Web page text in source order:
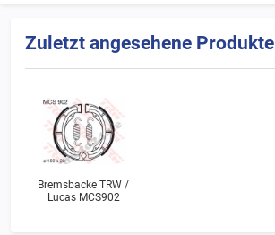
Zuletzt angesehene Produkte
Bremsbacke TRW /
Lucas MCS902